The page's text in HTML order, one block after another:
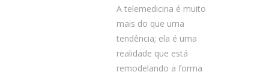
A telemedicina é muito
mais do que uma
tendência; ela é uma
realidade que está
remodelando a forma